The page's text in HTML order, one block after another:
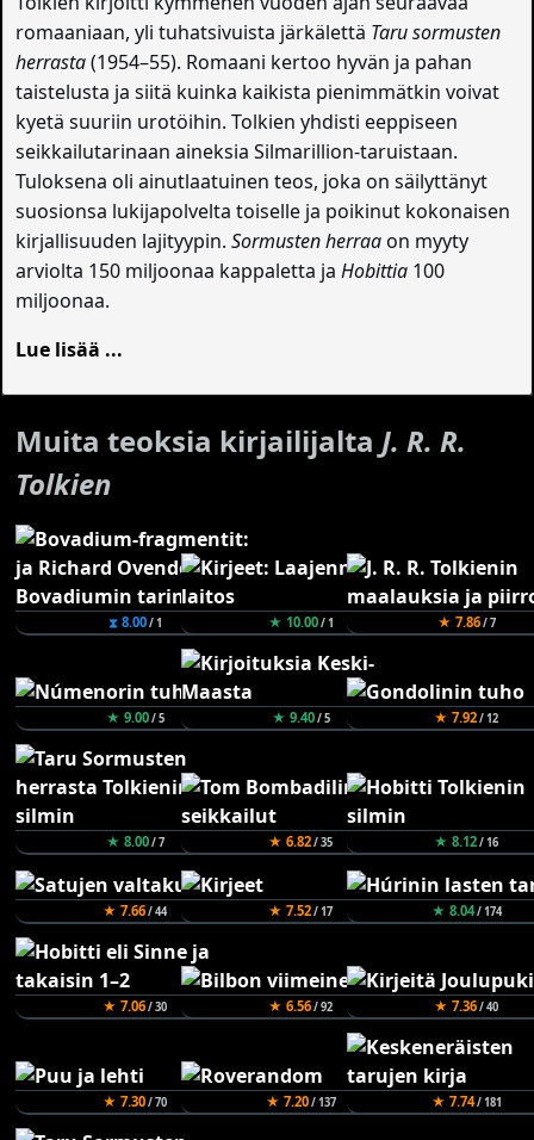
romaaniaan, yli tuhatsivuista järkälettä Taru sormusten
herrasta(1954–55). Romaani kertoo hyvän ja pahan
taistelusta ja siitä kuinka kaikista pienimmätkin voivat
kyetä suuriin urotöihin. Tolkien yhdisti eeppiseen
seikkailutarinaan aineksia Silmarillion-taruistaan.
Tuloksena oli ainutlaatuinen teos, joka on säilyttänyt
suosionsa lukijapolvelta toiselle ja poikinut kokonaisen
kirjallisuuden lajityypin.Sormusten herraaon myyty
arviolta 150 miljoonaa kappaletta jaHobittia 100
miljoonaa.
Lue lisää ...
Muita teoksia kirjailijalta J. R. R.
Tolkien
⧗ 8.00/ 1 ★ 10.00/ 1 ★ 7.86/ 7
★ 9.00/ 5 ★ 9.40/ 5 ★ 7.92/ 12
★ 8.00/ 7 ★ 6.82/ 35 ★ 8.12/ 16
★ 7.66/ 44 ★ 7.52/ 17 ★ 8.04/ 174
★ 7.06/ 30 ★ 6.56/ 92 ★ 7.36/ 40
★ 7.30/ 70 ★ 7.20/ 137 ★ 7.74/ 181